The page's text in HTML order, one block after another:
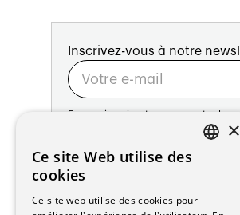
Inscrivez-vous à notre
En vous inscrivant vous acceptez les
Adresse:
Avenue de Longemalle 21
1020 Renens
Suisse
×
Ce site Web utilise des
cookies
Ce site web utilise des cookies pour